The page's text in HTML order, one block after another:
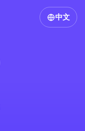
中文